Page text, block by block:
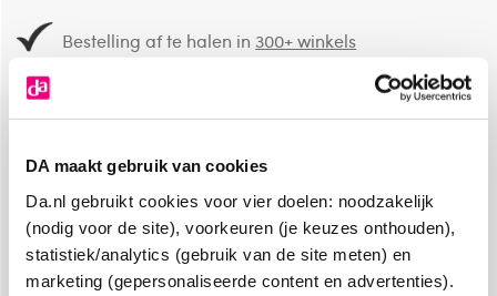
DA maakt gebruik van cookies
Da.nl gebruikt cookies voor vier doelen: noodzakelijk
(nodig voor de site), voorkeuren (je keuzes onthouden),
statistiek/analytics (gebruik van de site meten) en
marketing (gepersonaliseerde content en advertenties).
Bestelling af te halen in300+ winkels
8.6 uit4.106 reviews
Over DA
Klantenservice